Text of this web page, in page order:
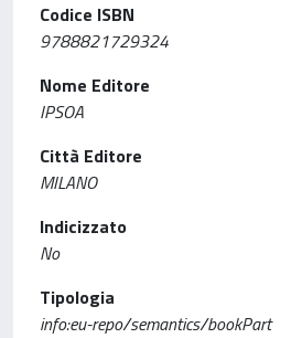
Codice ISBN
9788821729324
Nome Editore
IPSOA
Città Editore
MILANO
Indicizzato
No
Tipologia
info:eu-repo/semantics/bookPart